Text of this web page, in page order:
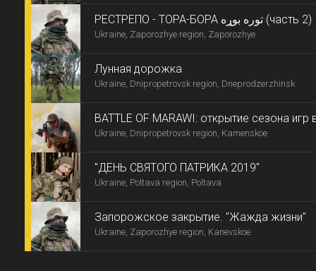
РЕСТРЕПО - ТОРА-БОРА توره بوړه‎ (часть 2)
Ukraine, Zaporozhye region, Zaporozhye
Лунная дорожка
Ukraine, Dnipropetrovsk region, Dneprodzerzhinsk
BATTLE OF MARAWI: открытие сезона игр
Ukraine, Dnipropetrovsk region, Kamenskoe
"ДЕНЬ СВЯТОГО ПАТРИКА 2019"
Ukraine, Poltava region, Poltava
Запорожское закрытие. "Жажда жизни"
Ukraine, Zaporozhye region, Kanevskoe